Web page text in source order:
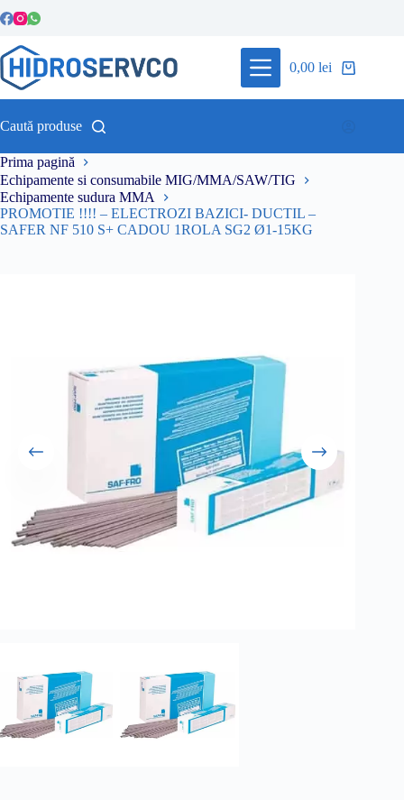
la
Coș
0,00lei
Caută produse
Prima pagină
Echipamente si consumabile MIG/MMA/SAW/TIG
Echipamente sudura MMA
PROMOTIE !!!! – ELECTROZI BAZICI- DUCTIL –
SAFER NF 510 S+ CADOU 1ROLA SG2 Ø1-15KG